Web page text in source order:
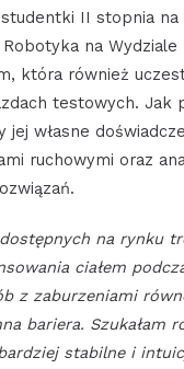
II stopnia na
na Wydziale
która również
testowych. Jak
jej własne
ruchowymi oraz
na rynku
ciałem
z zaburzeniami
bariera. Szukałam
stabilne i